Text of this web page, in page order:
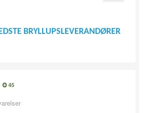
BRYLLUPSLEVERANDØRER
45